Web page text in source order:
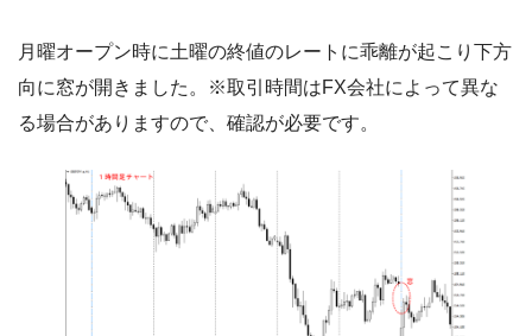
月曜オープン時に土曜の終値のレートに乖離が起こり下方
向に窓が開きました。※取引時間はFX会社によって異な
る場合がありますので、確認が必要です。